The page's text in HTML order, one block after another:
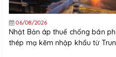
06/08/2026
Nhật Bản áp thuế chống bán
thép mạ kẽm nhập khẩu từ